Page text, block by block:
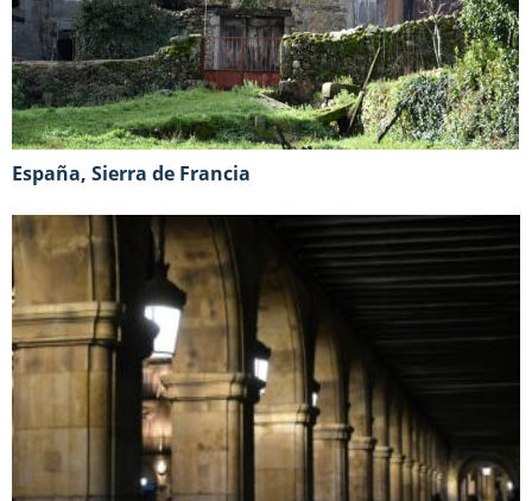
España, Sierra de Francia